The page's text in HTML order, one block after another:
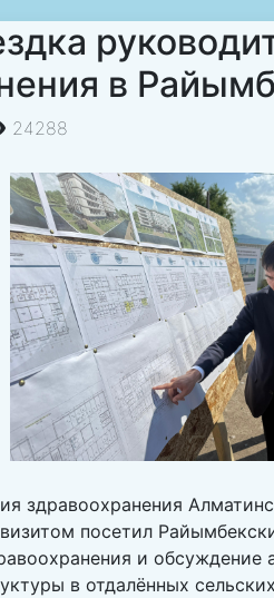
в
24288
здравоохранения
посетил
и обсуждение
в отдалённых